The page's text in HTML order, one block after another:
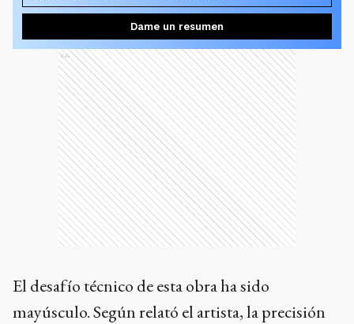
Dame un resumen
Ads
El desafío técnico de esta obra ha sido
mayúsculo. Según relató el artista, la precisión